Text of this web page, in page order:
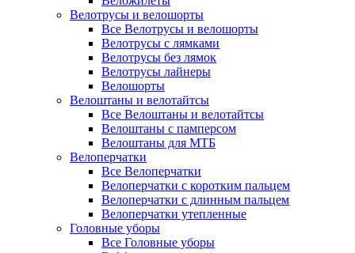
Велотрусы и велошорты
Все Велотрусы и велошорты
Велотрусы с лямками
Велотрусы без лямок
Велотрусы лайнеры
Велошорты
Велоштаны и велотайтсы
Все Велоштаны и велотайтсы
Велоштаны с памперсом
Велоштаны для МТБ
Велоперчатки
Все Велоперчатки
Велоперчатки с коротким пальцем
Велоперчатки с длинным пальцем
Велоперчатки утепленные
Головные уборы
Все Головные уборы